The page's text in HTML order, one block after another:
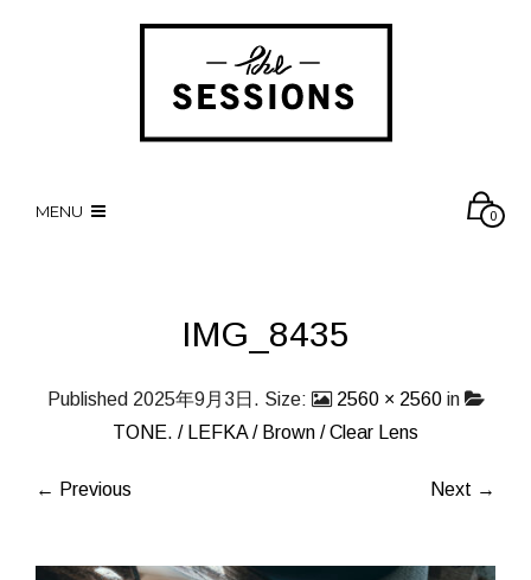
MENU 0
IMG_8435
Published 2025年9月3日 . Size: 2560 × 2560in
TONE. / LEFKA / Brown / Clear Lens
← Previous Next →